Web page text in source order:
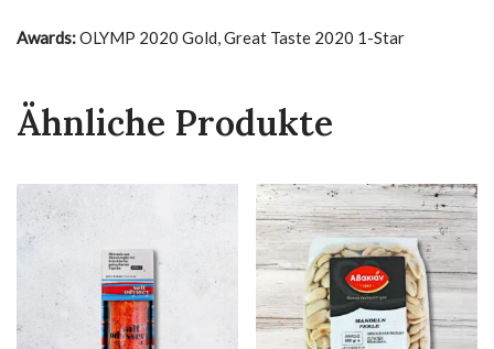
Awards:OLYMP 2020 Gold, Great Taste 2020 1-Star
Ähnliche Produkte